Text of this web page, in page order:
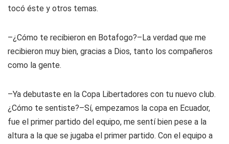
tocó éste y otros temas.
–¿Cómo te recibieron en Botafogo?–La verdad que me
recibieron muy bien, gracias a Dios, tanto los compañeros
como la gente.
–Ya debutaste en la Copa Libertadores con tu nuevo club.
¿Cómo te sentiste?–Sí, empezamos la copa en Ecuador,
fue el primer partido del equipo, me sentí bien pese a la
altura a la que se jugaba el primer partido. Con el equipo a